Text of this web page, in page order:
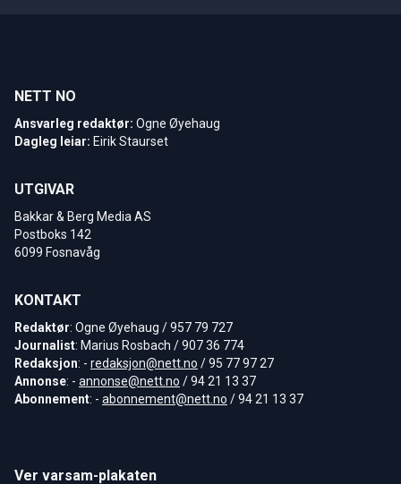
NETT NO
Ansvarleg redaktør: Ogne Øyehaug
Dagleg leiar: Eirik Staurset
UTGIVAR
Bakkar & Berg Media AS
Postboks 142
6099 Fosnavåg
KONTAKT
Redaktør: Ogne Øyehaug / 957 79 727
Journalist: Marius Rosbach / 907 36 774
Redaksjon: - redaksjon@nett.no / 95 77 97 27
Annonse: - annonse@nett.no / 94 21 13 37
Abonnement: - abonnement@nett.no / 94 21 13 37
Ver varsam-plakaten